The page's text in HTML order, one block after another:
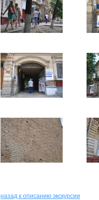
назад к описанию экскурсии